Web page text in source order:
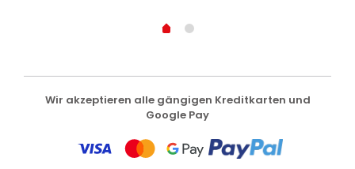
Wir akzeptieren alle gängigen Kreditkarten und
Google Pay